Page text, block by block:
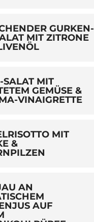
GURKEN-
MIT ZITRONE
SALAT MIT
GEMÜSE &
VINAIGRETTE
MIT
&
AN
AUF